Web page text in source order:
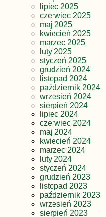
lipiec 2025
czerwiec 2025
maj 2025
kwiecień 2025
marzec 2025
luty 2025
styczeń 2025
grudzień 2024
listopad 2024
październik 2024
wrzesień 2024
sierpień 2024
lipiec 2024
czerwiec 2024
maj 2024
kwiecień 2024
marzec 2024
luty 2024
styczeń 2024
grudzień 2023
listopad 2023
październik 2023
wrzesień 2023
sierpień 2023